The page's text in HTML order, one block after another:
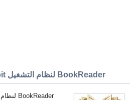
BookReader لنظام التشغيل Windows 7 32/64 bit